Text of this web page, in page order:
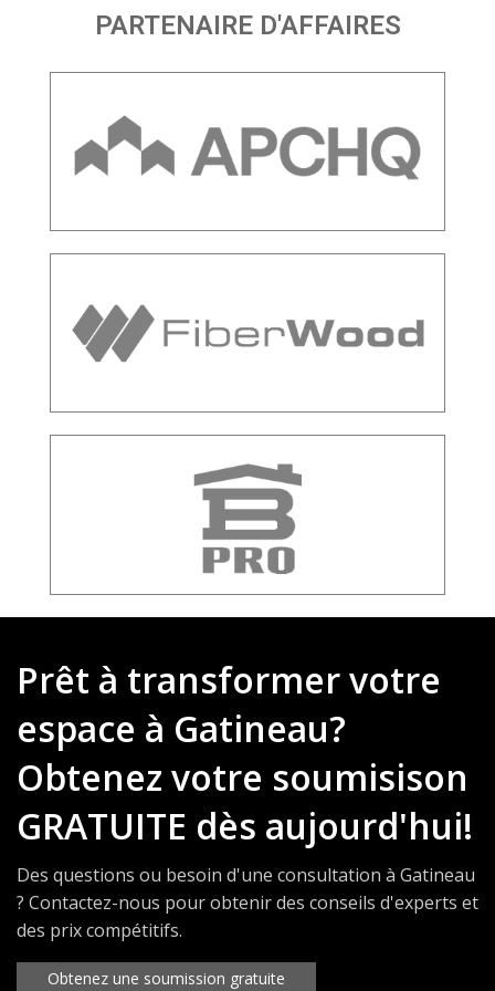
PARTENAIRE D'AFFAIRES
Prêt à transformer votre
espace à Gatineau?
Obtenez votre soumisison
GRATUITE dès aujourd'hui!
Des questions ou besoin d'une consultation à Gatineau
? Contactez-nous pour obtenir des conseils d'experts et
des prix compétitifs.
Obtenez une soumission gratuite